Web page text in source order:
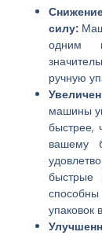
силу:
одним
ручную
машины
быстрее,
вашему
быстрые
упаковок